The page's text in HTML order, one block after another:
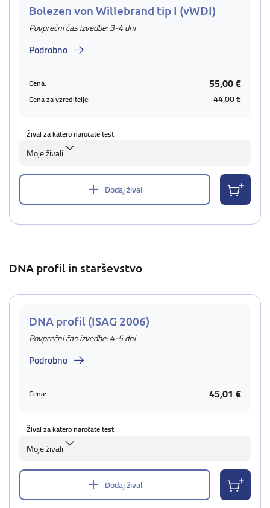
Bolezen von Willebrand tip I (vWDI)
Povprečni čas izvedbe: 3-4 dni
Podrobno
Cena: 55,00 €
Cena za vzreditelje: 44,00 €
Žival za katero naročate test
Moje živali
Dodaj žival
DNA profil in starševstvo
DNA profil (ISAG 2006)
Povprečni čas izvedbe: 4-5 dni
Podrobno
Cena: 45,01 €
Žival za katero naročate test
Moje živali
Dodaj žival